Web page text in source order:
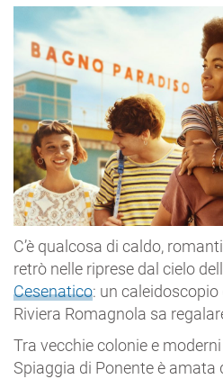
C’è qualcosa di caldo,
retrò nelle riprese dal cielo
Cesenatico: un
Riviera Romagnola sa
Tra vecchie colonie e
Spiaggia di Ponente è amata